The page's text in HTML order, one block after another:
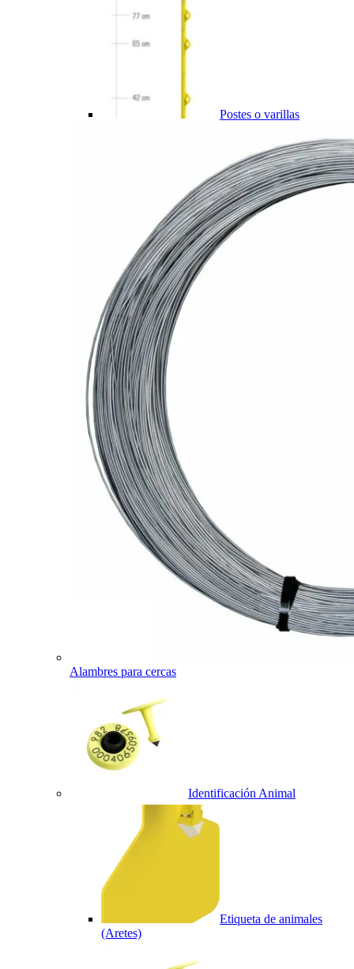
Postes o varillas
Alambres para cercas
Identificación Animal
Etiqueta de animales
(Aretes)